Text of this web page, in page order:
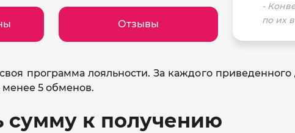
Отзывы
-
по их
программа лояльности. За каждого
менее 5 обменов.
сумму к получению